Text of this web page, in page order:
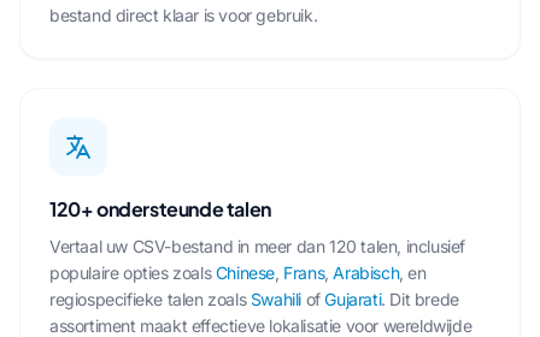
bestand direct klaar is voor gebruik.
120+ ondersteunde talen
Vertaal uw CSV-bestand in meer dan 120 talen, inclusief
populaire opties zoalsChinese, Frans,Arabisch, en
regiospecifieke talen zoals Swahili ofGujarati. Dit brede
assortiment maakt effectieve lokalisatie voor wereldwijde